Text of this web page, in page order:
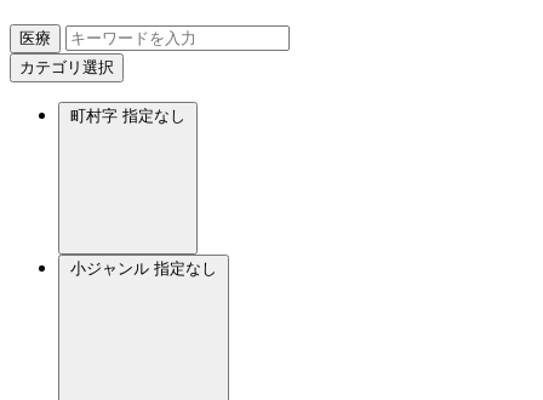
医療
カテゴリ選択
町村字 指定なし
小ジャンル 指定なし